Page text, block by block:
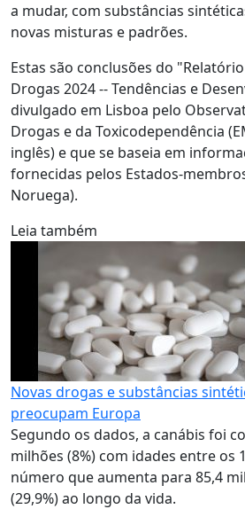
a mudar, com substâncias
novas misturas e padrões.
Estas são conclusões do
Drogas 2024 -- Tendências e
divulgado em Lisboa pelo
Drogas e da Toxicodependência
inglês) e que se baseia em
fornecidas pelos Estados-
Noruega).
Leia também
Novas drogas e substâncias
preocupam Europa
Segundo os dados, a canábis foi
milhões (8%) com idades entre os
número que aumenta para 85,4
(29,9%) ao longo da vida.